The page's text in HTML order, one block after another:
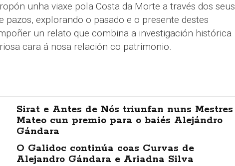
unha viaxe pola Costa da Morte a través dos seus
pazos, explorando o pasado e o presente destes
un relato que combina a investigación histórica
cara á nosa relación co patrimonio.
Sirat e Antes de Nós triunfan nuns Mestres
Mateo cun premio para o baiés Alejándro
Gándara
O Galidoc continúa coas Curvas de
Alejandro Gándara e Ariadna Silva